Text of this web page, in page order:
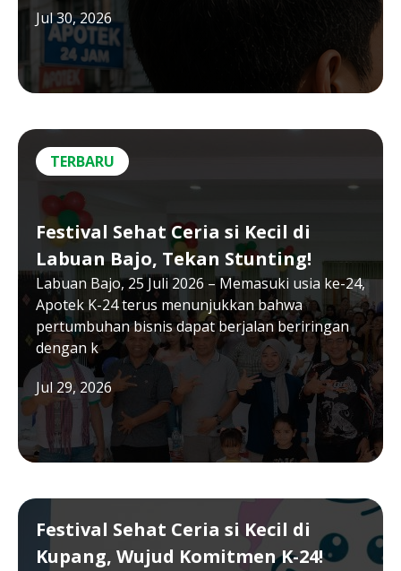
Jul 30, 2026
Festival Sehat Ceria si Kecil di
Labuan Bajo, Tekan Stunting!
Labuan Bajo, 25 Juli 2026 – Memasuki usia ke-24,
Apotek K-24 terus menunjukkan bahwa
pertumbuhan bisnis dapat berjalan beriringan
dengan k
Jul 29, 2026
TERBARU
Festival Sehat Ceria si Kecil di
Kupang, Wujud Komitmen K-24!